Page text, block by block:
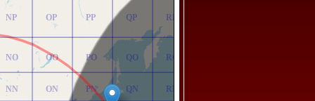
NN
NO
NP
ON
OO
OP
PN
PO
PP
QN
QO
QP
RN
RO
RP